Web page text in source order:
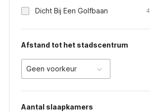
Dicht Bij Een Golfbaan 4
Afstand tot het stadscentrum
Geen voorkeur
Aantal slaapkamers